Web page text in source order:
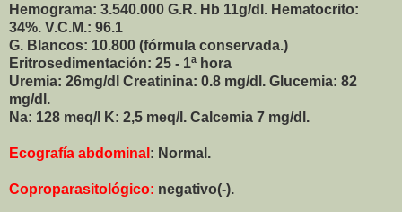
Hemograma: 3.540.000 G.R. Hb 11g/dl. Hematocrito:
34%. V.C.M.: 96.1
G. Blancos: 10.800 (fórmula conservada.)
Eritrosedimentación: 25 - 1ª hora
Uremia: 26mg/dl Creatinina: 0.8 mg/dl. Glucemia: 82
mg/dl.
Na: 128 meq/l K: 2,5 meq/l. Calcemia 7 mg/dl.
Ecografía abdominal : Normal.
Coproparasitológico: negativo(-).